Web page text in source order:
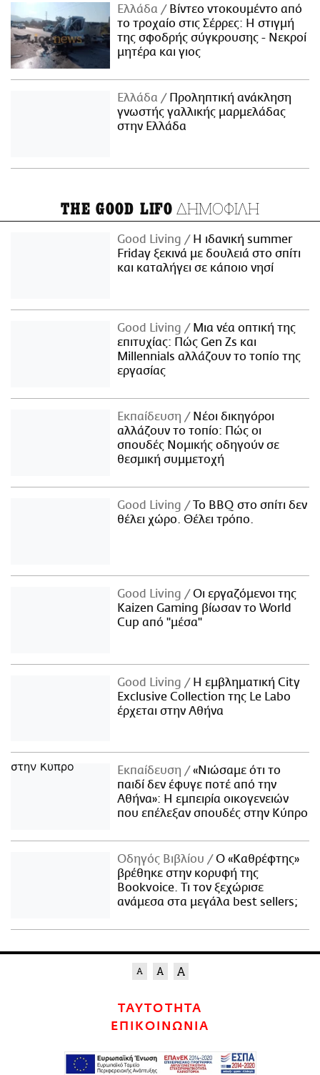
Ελλάδα
Βίντεο ντοκουμέντο από
το τροχαίο στις Σέρρες: Η στιγμή
της σφοδρής σύγκρουσης - Νεκροί
μητέρα και γιος
Ελλάδα
Προληπτική ανάκληση
γνωστής γαλλικής μαρμελάδας
στην Ελλάδα
THE GOOD LIFO ΔΗΜΟΦΙΛΗ
Good Living
Η ιδανική summer
Friday ξεκινά με δουλειά στο σπίτι
και καταλήγει σε κάποιο νησί
Good Living
Μια νέα οπτική της
επιτυχίας: Πώς Gen Zs και
Millennials αλλάζουν το τοπίο της
εργασίας
Εκπαίδευση
Νέοι δικηγόροι
αλλάζουν το τοπίο: Πώς οι
σπουδές Νομικής οδηγούν σε
θεσμική συμμετοχή
Good Living
Το BBQ στο σπίτι δεν
θέλει χώρο. Θέλει τρόπο.
Good Living
Οι εργαζόμενοι της
Kaizen Gaming βίωσαν το World
Cup από "μέσα"
Good Living
Η εμβληματική City
Exclusive Collection της Le Labo
έρχεται στην Αθήνα
Εκπαίδευση
«Νιώσαμε ότι το
παιδί δεν έφυγε ποτέ από την
Αθήνα»: Η εμπειρία οικογενειών
που επέλεξαν σπουδές στην Κύπρο
Οδηγός Βιβλίου
Ο «Καθρέφτης»
βρέθηκε στην κορυφή της
Bookvoice. Τι τον ξεχώρισε
ανάμεσα στα μεγάλα best sellers;
ΤΑΥΤΟΤΗΤΑ
ΕΠΙΚΟΙΝΩΝΙΑ